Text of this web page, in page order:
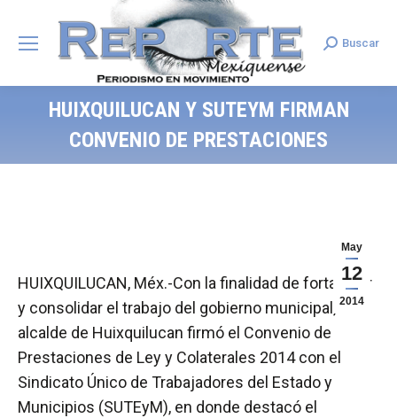
Search:
Buscar
HUIXQUILUCAN Y SUTEYM FIRMAN
CONVENIO DE PRESTACIONES
May
12
2014
HUIXQUILUCAN, Méx.-Con la finalidad de fortalecer
y consolidar el trabajo del gobierno municipal, el
alcalde de Huixquilucan firmó el Convenio de
Prestaciones de Ley y Colaterales 2014 con el
Sindicato Único de Trabajadores del Estado y
Municipios (SUTEyM), en donde destacó el